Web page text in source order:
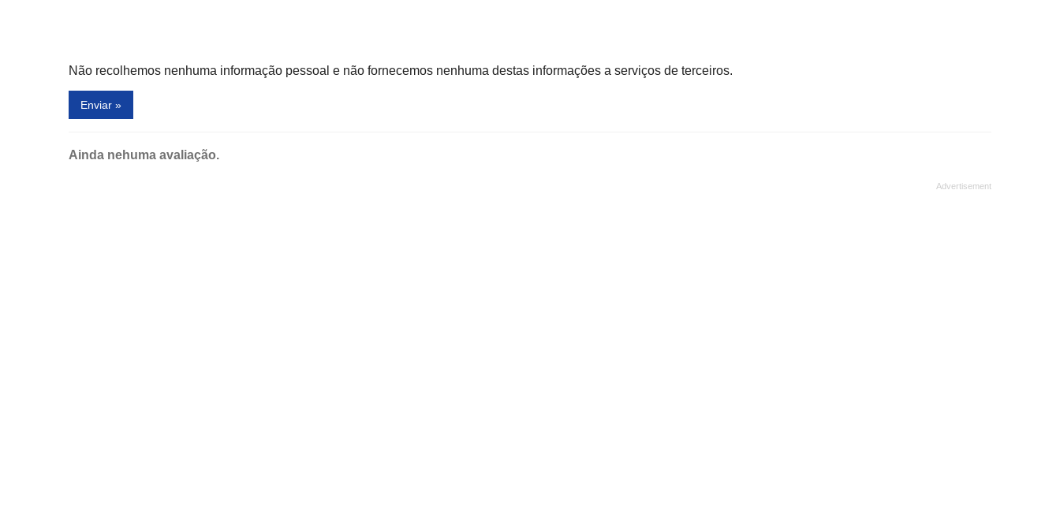
Não recolhemos nenhuma informação pessoal e não fornecemos nenhuma destas informações a serviços de terceiros.
Enviar »
Ainda nehuma avaliação.